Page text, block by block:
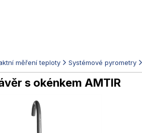
měření teploty Systémové pyrometry
s okénkem AMTIR